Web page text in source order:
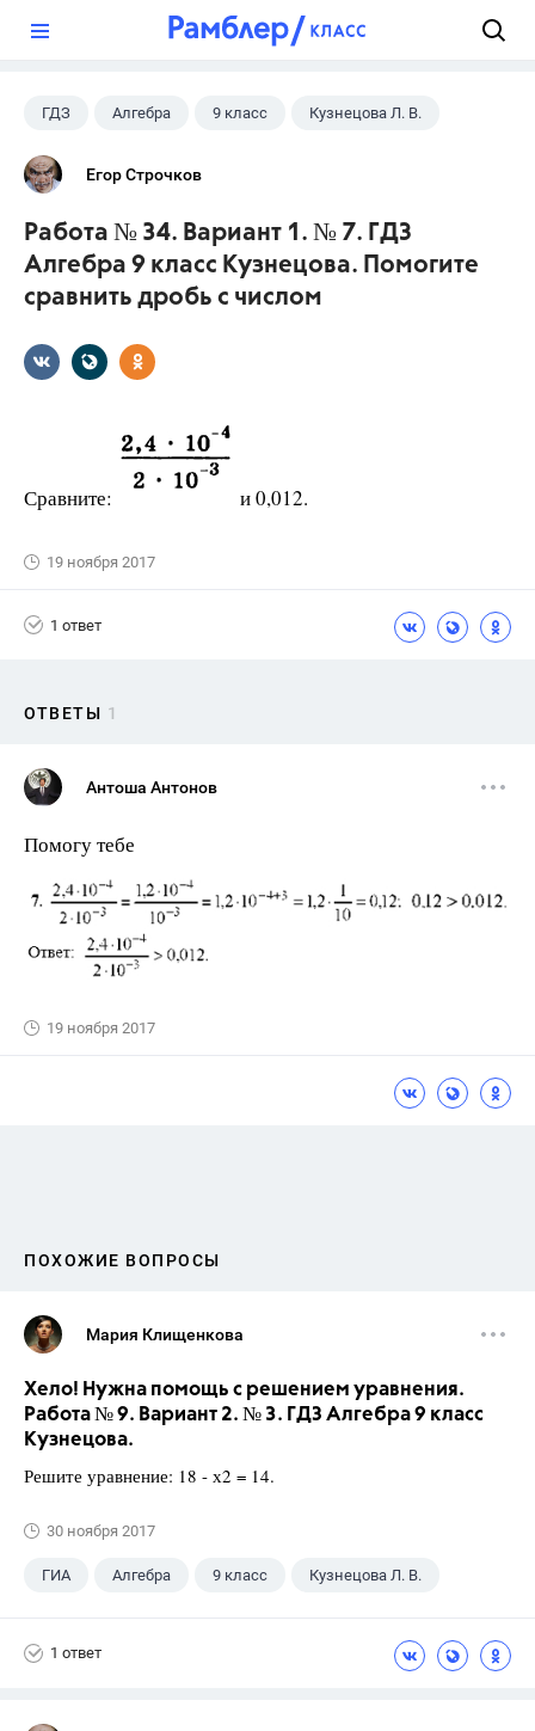
ГДЗ Алгебра 9 класс Кузнецова Л. В.
Егор Строчков
Работа № 34. Вариант 1. № 7. ГДЗ
Алгебра 9 класс Кузнецова. Помогите
сравнить дробь с числом
Сравните: и 0,012.
19 ноября 2017
1 ответ
ОТВЕТЫ 1
Антоша Антонов
Помогу тебе
19 ноября 2017
ПОХОЖИЕ ВОПРОСЫ
Мария Клищенкова
Хело! Нужна помощь с решением уравнения.
Работа № 9. Вариант 2. № 3. ГДЗ Алгебра 9 класс
Кузнецова.
Решите уравнение: 18 - х2 = 14.
30 ноября 2017
ГИА Алгебра 9 класс Кузнецова Л. В.
1 ответ